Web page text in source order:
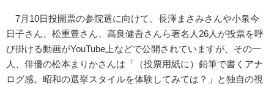
7月10日投開票の参院選に向けて、長澤まさみさんや小泉今
日子さん、松重豊さん、高良健吾さんら著名人26人が投票を呼
び掛ける動画がYouTube上などで公開されていますが、その一
人、俳優の松本まりかさんは「（投票用紙に）鉛筆で書くアナ
ログ感。昭和の選挙スタイルを体験してみては？」と独自の視